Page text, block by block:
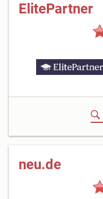
ElitePartner
neu.de